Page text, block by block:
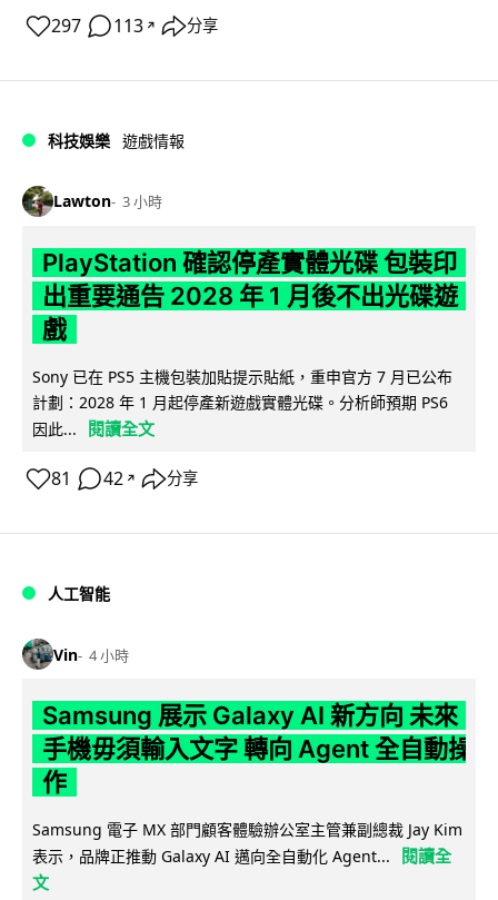
297 113 ↗ 分享
科技娛樂 遊戲情報
Lawton 3 小時
PlayStation 確認停產實體光碟 包裝印
出重要通告 2028 年 1 月後不出光碟遊
戲
Sony 已在 PS5 主機包裝加貼提示貼紙，重申官方 7 月已公布
計劃：2028 年 1 月起停產新遊戲實體光碟。分析師預期 PS6
因此...
閱讀全文
81 42 ↗ 分享
人工智能
Vin 4 小時
Samsung 展示 Galaxy AI 新方向 未來
手機毋須輸入文字 轉向 Agent 全自動操
作
Samsung 電子 MX 部門顧客體驗辦公室主管兼副總裁 Jay Kim
表示，品牌正推動 Galaxy AI 邁向全自動化 Agent...
閱讀全
文